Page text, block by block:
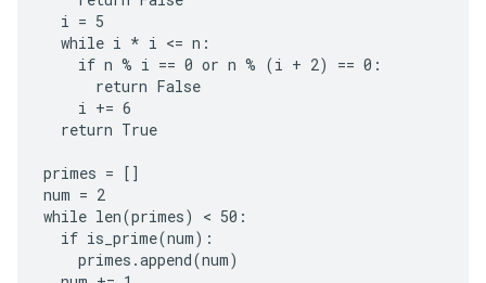
  i = 5
  while i * i <= n:
    if n % i == 0 or n % (i + 2) == 0:
      return False
    i += 6
  return True
primes = []
num = 2
while len(primes) < 50:
  if is_prime(num):
    primes.append(num)